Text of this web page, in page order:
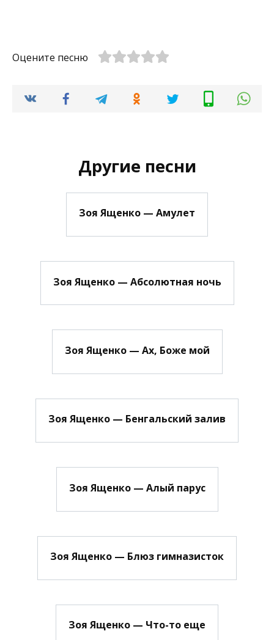
Оцените песню
Другие песни
Зоя Ященко — Амулет
Зоя Ященко — Абсолютная ночь
Зоя Ященко — Ах, Боже мой
Зоя Ященко — Бенгальский залив
Зоя Ященко — Алый парус
Зоя Ященко — Блюз гимназисток
Зоя Ященко — Что-то еще